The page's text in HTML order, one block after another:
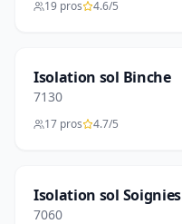
19 pros 4.6/5
Isolation sol Binche
7130
17 pros 4.7/5
Isolation sol Soignies
7060